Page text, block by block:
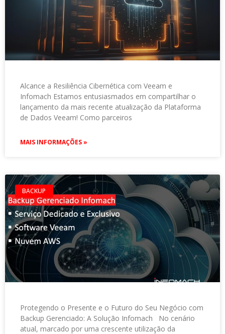
Alcance a Resiliência Cibernética com Veeam e
Infomach Estamos entusiasmados em compartilhar o
lançamento da mais recente atualização da Plataforma
de Dados Veeam! Como parceiros
MAIS INFORMAÇÕES »
BACKUP
Protegendo o Presente e o Futuro do Seu Negócio com
Backup Gerenciado: A Solução Infomach No cenário
atual, marcado por uma crescente utilização da